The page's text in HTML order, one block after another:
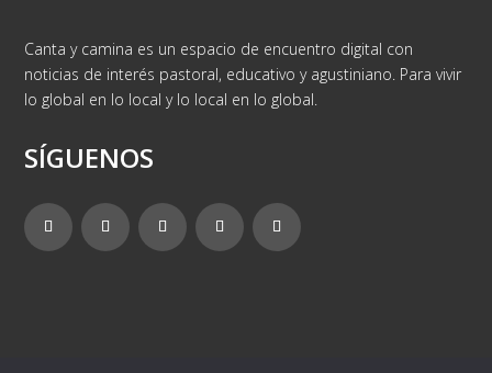
Canta y camina es un espacio de encuentro digital con
noticias de interés pastoral, educativo y agustiniano. Para vivir
lo global en lo local y lo local en lo global.
SÍGUENOS